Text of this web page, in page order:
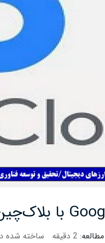
2 دقیقه ساخته شده در : 16 مهر